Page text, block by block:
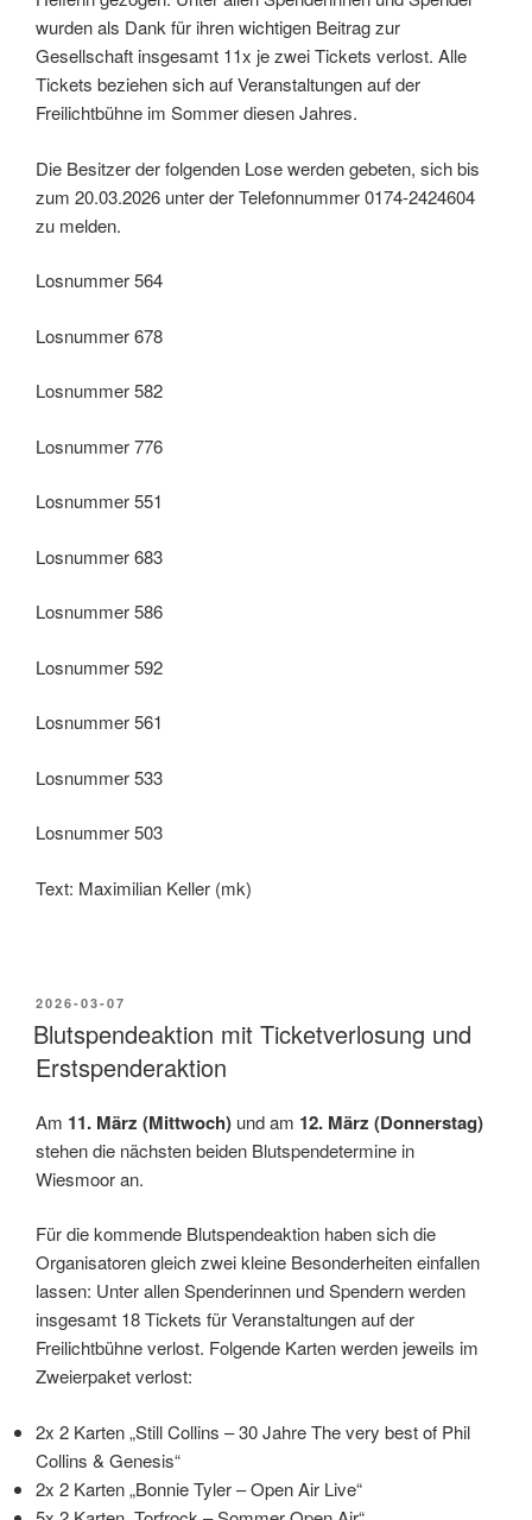
wurden als Dank für ihren wichtigen Beitrag zur
Gesellschaft insgesamt 11x je zwei Tickets verlost. Alle
Tickets beziehen sich auf Veranstaltungen auf der
Freilichtbühne im Sommer diesen Jahres.
Die Besitzer der folgenden Lose werden gebeten, sich bis
zum 20.03.2026 unter der Telefonnummer 0174-2424604
zu melden.
Losnummer 564
Losnummer 678
Losnummer 582
Losnummer 776
Losnummer 551
Losnummer 683
Losnummer 586
Losnummer 592
Losnummer 561
Losnummer 533
Losnummer 503
Text: Maximilian Keller (mk)
2026-03-07
Blutspendeaktion mit Ticketverlosung und
Erstspenderaktion
Am 11. März (Mittwoch) und am 12. März (Donnerstag)
stehen die nächsten beiden Blutspendetermine in
Wiesmoor an.
Für die kommende Blutspendeaktion haben sich die
Organisatoren gleich zwei kleine Besonderheiten einfallen
lassen: Unter allen Spenderinnen und Spendern werden
insgesamt 18 Tickets für Veranstaltungen auf der
Freilichtbühne verlost. Folgende Karten werden jeweils im
Zweierpaket verlost:
2x 2 Karten „Still Collins – 30 Jahre The very best of Phil
Collins & Genesis“
2x 2 Karten „Bonnie Tyler – Open Air Live“